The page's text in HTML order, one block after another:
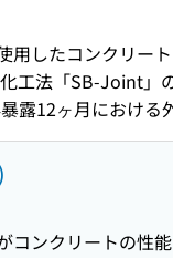
用したコンクリー
工法「SB-Joint」
露12ヶ月におけ
振動観測における
物の層剛性の同定
検討 建設現場に
CO₂排出量の締
開発 : 接合部を有
コンクリートの性